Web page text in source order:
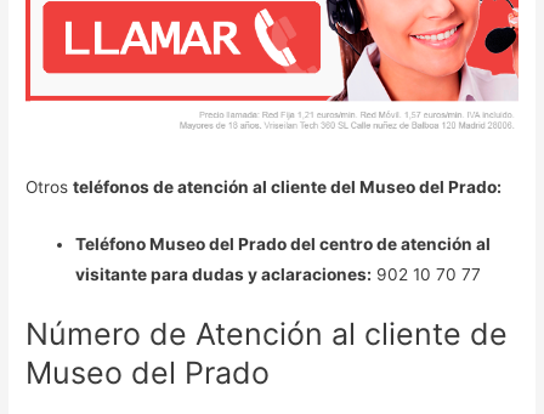
Otrosteléfonos de atención al cliente del Museo del Prado:
Teléfono Museo del Prado del centro de atención al
visitante para dudas y aclaraciones: 902 10 70 77
Número de Atención al cliente de
Museo del Prado